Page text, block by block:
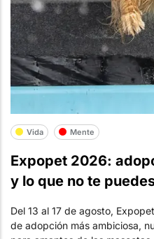
Vida Mente
Expopet 2026:
y lo que no te
Del 13 al 17 de agosto,
de adopción más ambiciosa,